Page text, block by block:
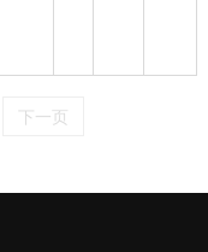
下一页